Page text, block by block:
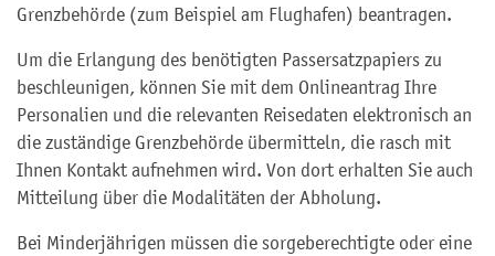
Grenzbehörde (zum Beispiel am Flughafen) beantragen.
Um die Erlangung des benötigten Passersatzpapiers zu
beschleunigen, können Sie mit dem Onlineantrag Ihre
Personalien und die relevanten Reisedaten elektronisch an
die zuständige Grenzbehörde übermitteln, die rasch mit
Ihnen Kontakt aufnehmen wird. Von dort erhalten Sie auch
Mitteilung über die Modalitäten der Abholung.
Bei Minderjährigen müssen die sorgeberechtigte oder eine